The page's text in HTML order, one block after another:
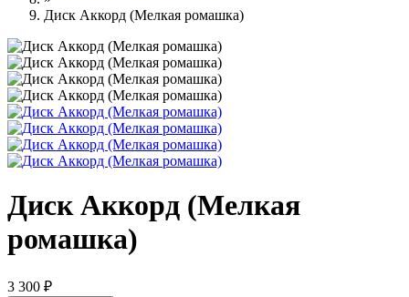
Диск Аккорд (Мелкая ромашка)
Диск Аккорд (Мелкая
ромашка)
3 300 ₽